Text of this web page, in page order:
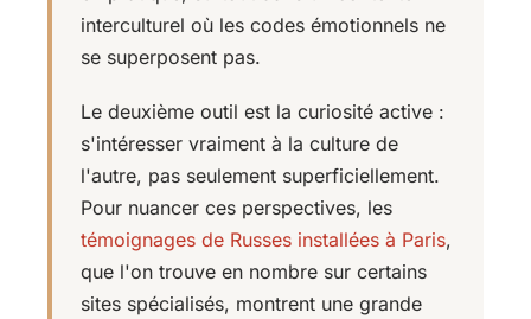
interculturel où les codes émotionnels ne
se superposent pas.
Le deuxième outil est la curiosité active :
s'intéresser vraiment à la culture de
l'autre, pas seulement superficiellement.
Pour nuancer ces perspectives, les
témoignages de Russes installées à Paris,
que l'on trouve en nombre sur certains
sites spécialisés, montrent une grande